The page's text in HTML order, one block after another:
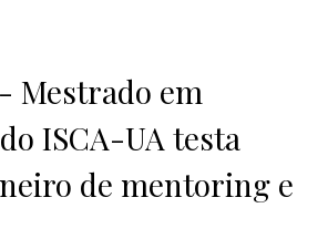
Mestrado em
ISCA-UA testa
de mentoring e